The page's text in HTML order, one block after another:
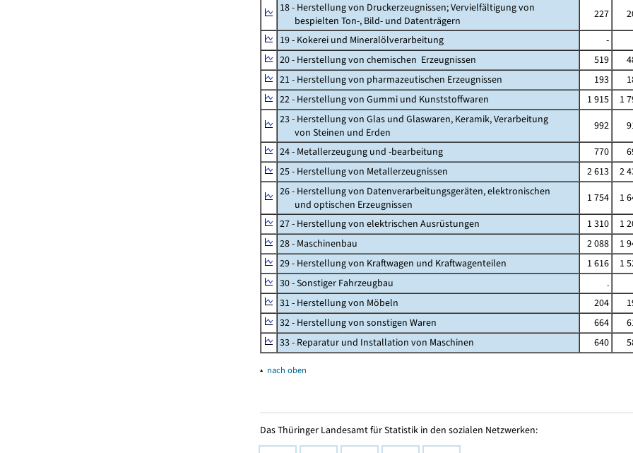
18 - Herstellung von Druckerzeugnissen; Vervielfältigung von
bespielten Ton-, Bild- und Datenträgern
227
19 - Kokerei und Mineralölverarbeitung
-
20 - Herstellung von chemischen Erzeugnissen
519
21 - Herstellung von pharmazeutischen Erzeugnissen
193
22 - Herstellung von Gummi und Kunststoffwaren
1 915 1
23 - Herstellung von Glas und Glaswaren, Keramik, Verarbeitung
von Steinen und Erden
992
24 - Metallerzeugung und -bearbeitung
770
25 - Herstellung von Metallerzeugnissen
2 613 2
26 - Herstellung von Datenverarbeitungsgeräten, elektronischen
und optischen Erzeugnissen
1 754 1
27 - Herstellung von elektrischen Ausrüstungen
1 310 1
28 - Maschinenbau
2 088 1
29 - Herstellung von Kraftwagen und Kraftwagenteilen
1 616 1
30 - Sonstiger Fahrzeugbau
.
31 - Herstellung von Möbeln
204
32 - Herstellung von sonstigen Waren
664
33 - Reparatur und Installation von Maschinen
640
▴ nach oben
Das Thüringer Landesamt für Statistik in den sozialen Netzwerken: